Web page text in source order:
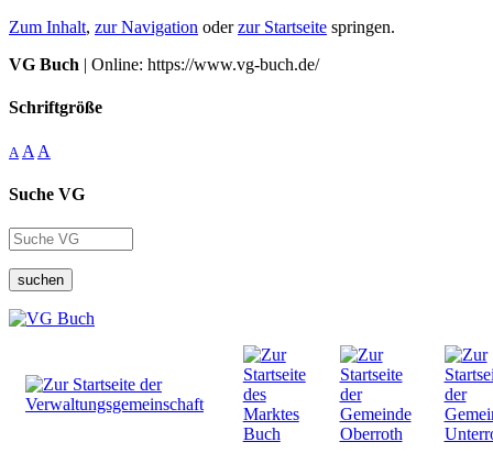
Zum Inhalt, zur Navigation oderzur Startseite springen.
VG Buch | Online: https://www.vg-buch.de/
Schriftgröße
A A A
Suche VG
suchen